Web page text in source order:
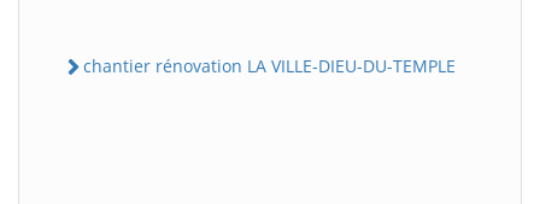
chantier rénovation LA VILLE-DIEU-DU-TEMPLE